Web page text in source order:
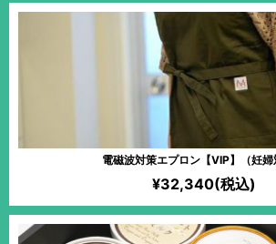
電磁波対策エプロン【VIP】（妊婦
¥32,340(税込)